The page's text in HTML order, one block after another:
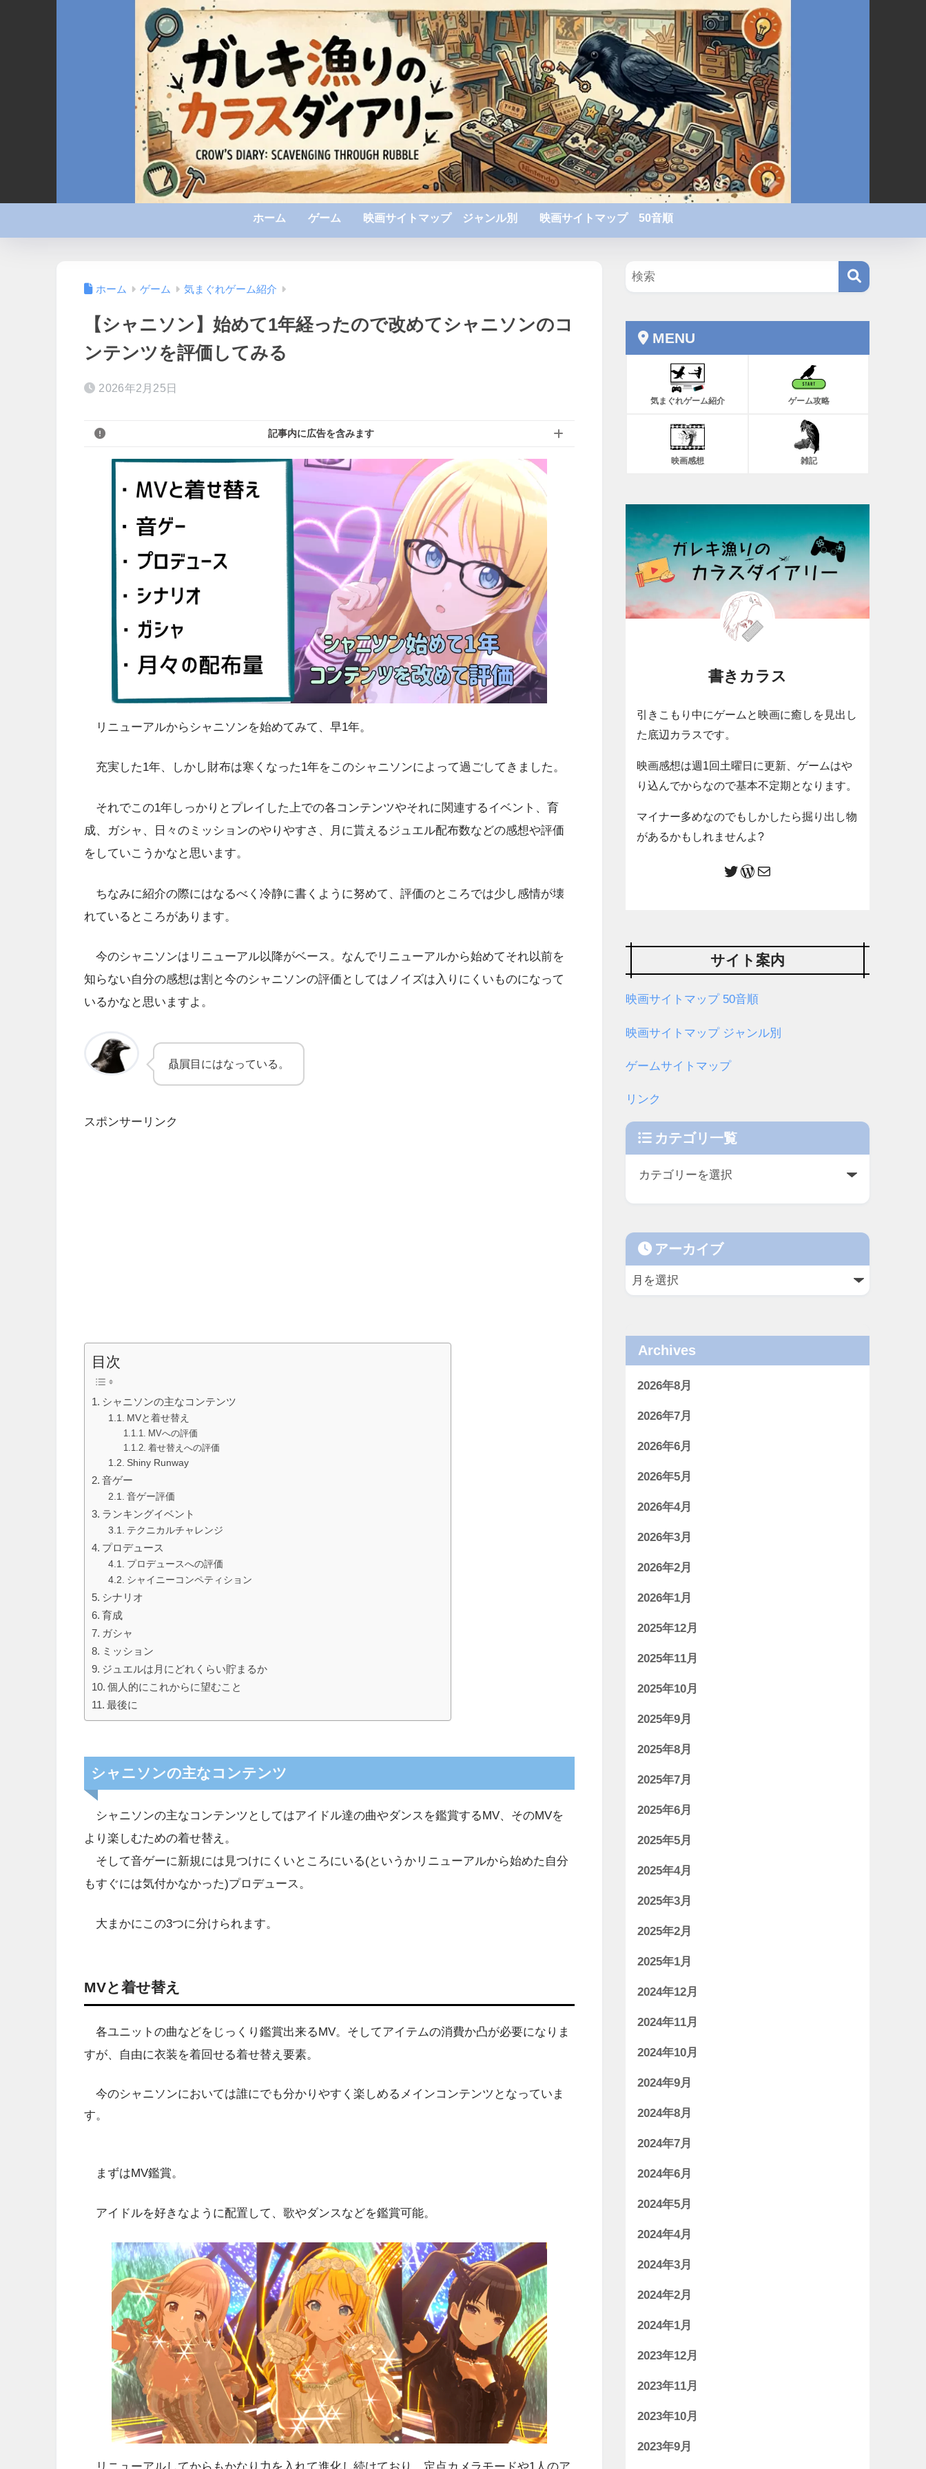
ホーム ゲーム 映画サイトマップ ジャンル別 映画サイトマップ 50音順
ホーム ゲーム 気まぐれゲーム紹介
【シャニソン】始めて1年経ったので改めてシャニソンのコ
ンテンツを評価してみる
2026年2月25日
記事内に広告を含みます
リニューアルからシャニソンを始めてみて、早1年。
充実した1年、しかし財布は寒くなった1年をこのシャニソンによって過ごしてきました。
それでこの1年しっかりとプレイした上での各コンテンツやそれに関連するイベント、育
成、ガシャ、日々のミッションのやりやすさ、月に貰えるジュエル配布数などの感想や評価
をしていこうかなと思います。
ちなみに紹介の際にはなるべく冷静に書くように努めて、評価のところでは少し感情が壊
れているところがあります。
今のシャニソンはリニューアル以降がベース。なんでリニューアルから始めてそれ以前を
知らない自分の感想は割と今のシャニソンの評価としてはノイズは入りにくいものになって
いるかなと思いますよ。
贔屓目にはなっている。
スポンサーリンク
目次
シャニソンの主なコンテンツ
MVと着せ替え
MVへの評価
着せ替えへの評価
Shiny Runway
音ゲー
音ゲー評価
ランキングイベント
テクニカルチャレンジ
プロデュース
プロデュースへの評価
シャイニーコンペティション
シナリオ
育成
ガシャ
ミッション
ジュエルは月にどれくらい貯まるか
個人的にこれからに望むこと
最後に
シャニソンの主なコンテンツ
シャニソンの主なコンテンツとしてはアイドル達の曲やダンスを鑑賞するMV、そのMVを
より楽しむための着せ替え。
そして音ゲーに新規には見つけにくいところにいる(というかリニューアルから始めた自分
もすぐには気付かなかった)プロデュース。
大まかにこの3つに分けられます。
MVと着せ替え
各ユニットの曲などをじっくり鑑賞出来るMV。そしてアイテムの消費か凸が必要になりま
すが、自由に衣装を着回せる着せ替え要素。
今のシャニソンにおいては誰にでも分かりやすく楽しめるメインコンテンツとなっていま
す。
まずはMV鑑賞。
アイドルを好きなように配置して、歌やダンスなどを鑑賞可能。
MENU
気まぐれゲーム紹介 ゲーム攻略
映画感想 雑記
書きカラス
引きこもり中にゲームと映画に癒しを見出し
た底辺カラスです。
映画感想は週1回土曜日に更新、ゲームはや
り込んでからなので基本不定期となります。
マイナー多めなのでもしかしたら掘り出し物
があるかもしれませんよ?
サイト案内
映画サイトマップ 50音順
映画サイトマップ ジャンル別
ゲームサイトマップ
リンク
カテゴリ一覧
アーカイブ
Archives
2026年8月
2026年7月
2026年6月
2026年5月
2026年4月
2026年3月
2026年2月
2026年1月
2025年12月
2025年11月
2025年10月
2025年9月
2025年8月
2025年7月
2025年6月
2025年5月
2025年4月
2025年3月
2025年2月
2025年1月
2024年12月
2024年11月
2024年10月
2024年9月
2024年8月
2024年7月
2024年6月
2024年5月
2024年4月
2024年3月
2024年2月
2024年1月
2023年12月
2023年11月
2023年10月
2023年9月